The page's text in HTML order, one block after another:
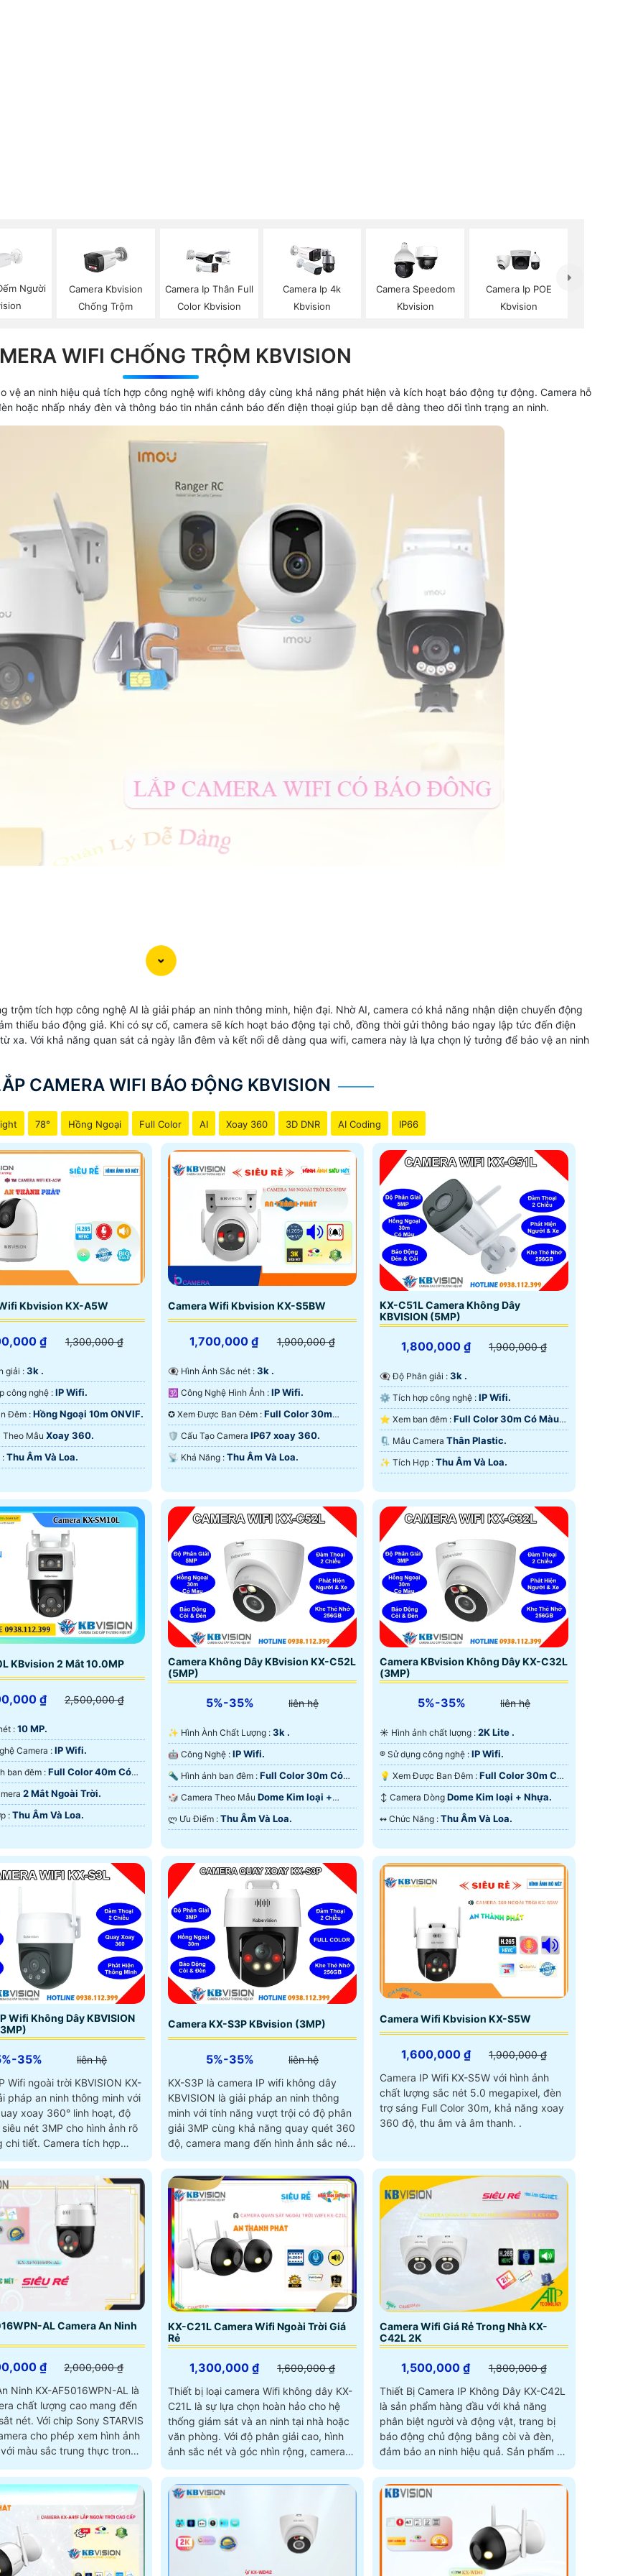
Người
Camera Kbvision
Chống Trộm
Camera Ip Thân Full
Color Kbvision
Camera Ip 4k
Kbvision
Camera Speedom
Kbvision
Camera Ip POE
Kbvision
WIFI CHỐNG TRỘM KBVISION
vệ an ninh hiệu quả tích hợp công nghệ wifi không dây cùng khả năng phát hiện và kích hoạt báo động tự động. Camera hỗ
hoặc nhấp nháy đèn và thông báo tin nhắn cảnh báo đến điện thoại giúp bạn dễ dàng theo dõi tình trạng an ninh.
trộm tích hợp công nghệ AI là giải pháp an ninh thông minh, hiện đại. Nhờ AI, camera có khả năng nhận diện chuyển động
thiểu báo động giả. Khi có sự cố, camera sẽ kích hoạt báo động tại chỗ, đồng thời gửi thông báo ngay lập tức đến điện
xa. Với khả năng quan sát cả ngày lẫn đêm và kết nối dễ dàng qua wifi, camera này là lựa chọn lý tưởng để bảo vệ an ninh
CAMERA WIFI BÁO ĐỘNG KBVISION
78° Hồng Ngoại Full Color AI Xoay 360 3D DNR AI Coding IP66
Kbvision KX-A5W
₫ 1,300,000 ₫
giải : 3k .
⚙ Tích hợp công nghệ : IP Wifi.
🌛 Nhìn Ban Đêm : Hồng Ngoại 10m ONVIF.
Theo Mẫu Xoay 360.
️✤ Ưu Điểm : Thu Âm Và Loa.
Camera Wifi Kbvision KX-S5BW
1,700,000 ₫ 1,900,000 ₫
👁️‍🗨 Hình Ảnh Sắc nét : 3k .
🕉️ Công Nghệ Hình Ảnh : IP Wifi.
✪ Xem Được Ban Đêm : Full Color 30m
ONVIF.
🛡 Cấu Tạo Camera IP67 xoay 360.
️📡 Khả Năng : Thu Âm Và Loa.
KX-C51L Camera Không Dây
KBVISION (5MP)
1,800,000 ₫ 1,900,000 ₫
👁️‍🗨 Độ Phân giải : 3k .
⚙ Tích hợp công nghệ : IP Wifi.
⭐ Xem ban đêm : Full Color 30m Có Màu
Ban Ðêm.
🗜️ Mẫu Camera Thân Plastic.
️✨ Tích Hợp : Thu Âm Và Loa.
KBvision 2 Mắt 10.0MP
₫ 2,500,000 ₫
: 10 MP.
🏆 Công Nghệ Camera : IP Wifi.
🌈 Hình ảnh ban đêm : Full Color 40m Có
2 Mắt Ngoài Trời.
️💫 Tích Hợp : Thu Âm Và Loa.
Camera Không Dây KBvision KX-C52L
(5MP)
5%-35% liên hệ
✨ Hình Ành Chất Lượng : 3k .
🤖️ Công Nghệ : IP Wifi.
🔦 Hình ảnh ban đêm : Full Color 30m Có
Màu Ban Ðêm.
🎲 Camera Theo Mẫu Dome Kim loại +
Nhựa.
️ლ Ưu Điểm : Thu Âm Và Loa.
Camera KBvision Không Dây KX-C32L
(3MP)
5%-35% liên hệ
☀️ Hình ảnh chất lượng : 2K Lite .
®️ Sử dụng công nghệ : IP Wifi.
💡 Xem Được Ban Đêm : Full Color 30m Có
Màu Ban Ðêm.
↕️ Camera Dòng Dome Kim loại + Nhựa.
️↭ Chức Năng : Thu Âm Và Loa.
Wifi Không Dây KBVISION
35%
liên hệ
Wifi ngoài trời KBVISION KX-
pháp an ninh thông minh với
xoay 360° linh hoạt, độ
nét 3MP cho hình ảnh rõ
tích hợp
đêm sinh động như ban
Camera KX-S3P KBvision (3MP)
5%-35%
liên hệ
KX-S3P là camera IP wifi không dây
KBVISION là giải pháp an ninh thông
minh với tính năng vượt trội có độ phân
giải 3MP cùng khả năng quay quét 360
độ, camera mang đến hình ảnh sắc nét
chiều, hồng ngoại có màu ban đêm, còi
hú và đèn chớp cảnh báo, KX-S3P đáp
ứng tối đa nhu cầu giám sát, phù hợp
cho cả gia đình lẫn văn phòng với mức
chi phí hợp lý
Camera Wifi Kbvision KX-S5W
1,600,000 ₫
1,900,000 ₫
Camera IP Wifi KX-S5W với hình ảnh
chất lượng sắc nét 5.0 megapixel, đèn
trợ sáng Full Color 30m, khả năng xoay
360 độ, thu âm và âm thanh. .
AL Camera An Ninh
₫
2,000,000 ₫
Ninh KX-AF5016WPN-AL là
chất lượng cao mang đến
Sony STARVIS
cho phép xem hình ảnh
màu sắc trung thực trong
KX-C21L Camera Wifi Ngoài Trời Giá
Rẻ
1,300,000 ₫
1,600,000 ₫
Thiết bị loại camera Wifi không dây KX-
C21L là sự lựa chọn hoàn hảo cho hệ
thống giám sát và an ninh tại nhà hoặc
văn phòng. Với độ phân giải cao, hình
ảnh sắc nét và góc nhìn rộng, camera
động một cách dễ dàng
Camera Wifi Giá Rẻ Trong Nhà KX-
C42L 2K
1,500,000 ₫
1,800,000 ₫
Thiết Bị Camera IP Không Dây KX-C42L
là sản phẩm hàng đầu với khả năng
phân biệt người và động vật, trang bị
báo động chủ động bằng còi và đèn,
đảm bảo an ninh hiệu quả. Sản phẩm có